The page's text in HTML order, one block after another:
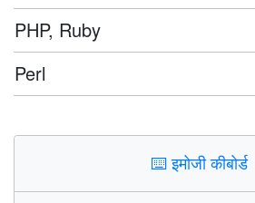
PHP, Ruby
Perl
⌨️इमोजी कीबोर्ड